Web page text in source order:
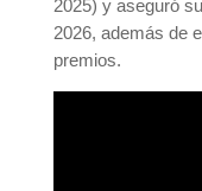
2025) y aseguró
2026, además de
premios.